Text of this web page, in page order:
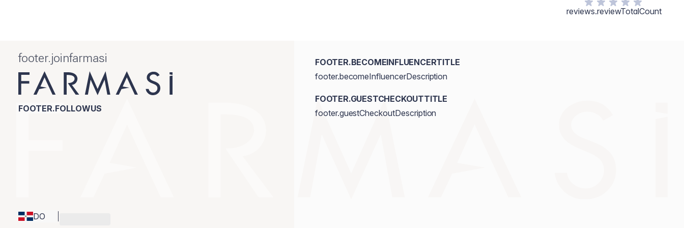
reviews.reviewTotalCount
footer.joinfarmasi
FOOTER.FOLLOWUS
DO
FOOTER.BECOMEINFLUENCERTITLE
footer.becomeInfluencerDescription
FOOTER.GUESTCHECKOUTTITLE
footer.guestCheckoutDescription